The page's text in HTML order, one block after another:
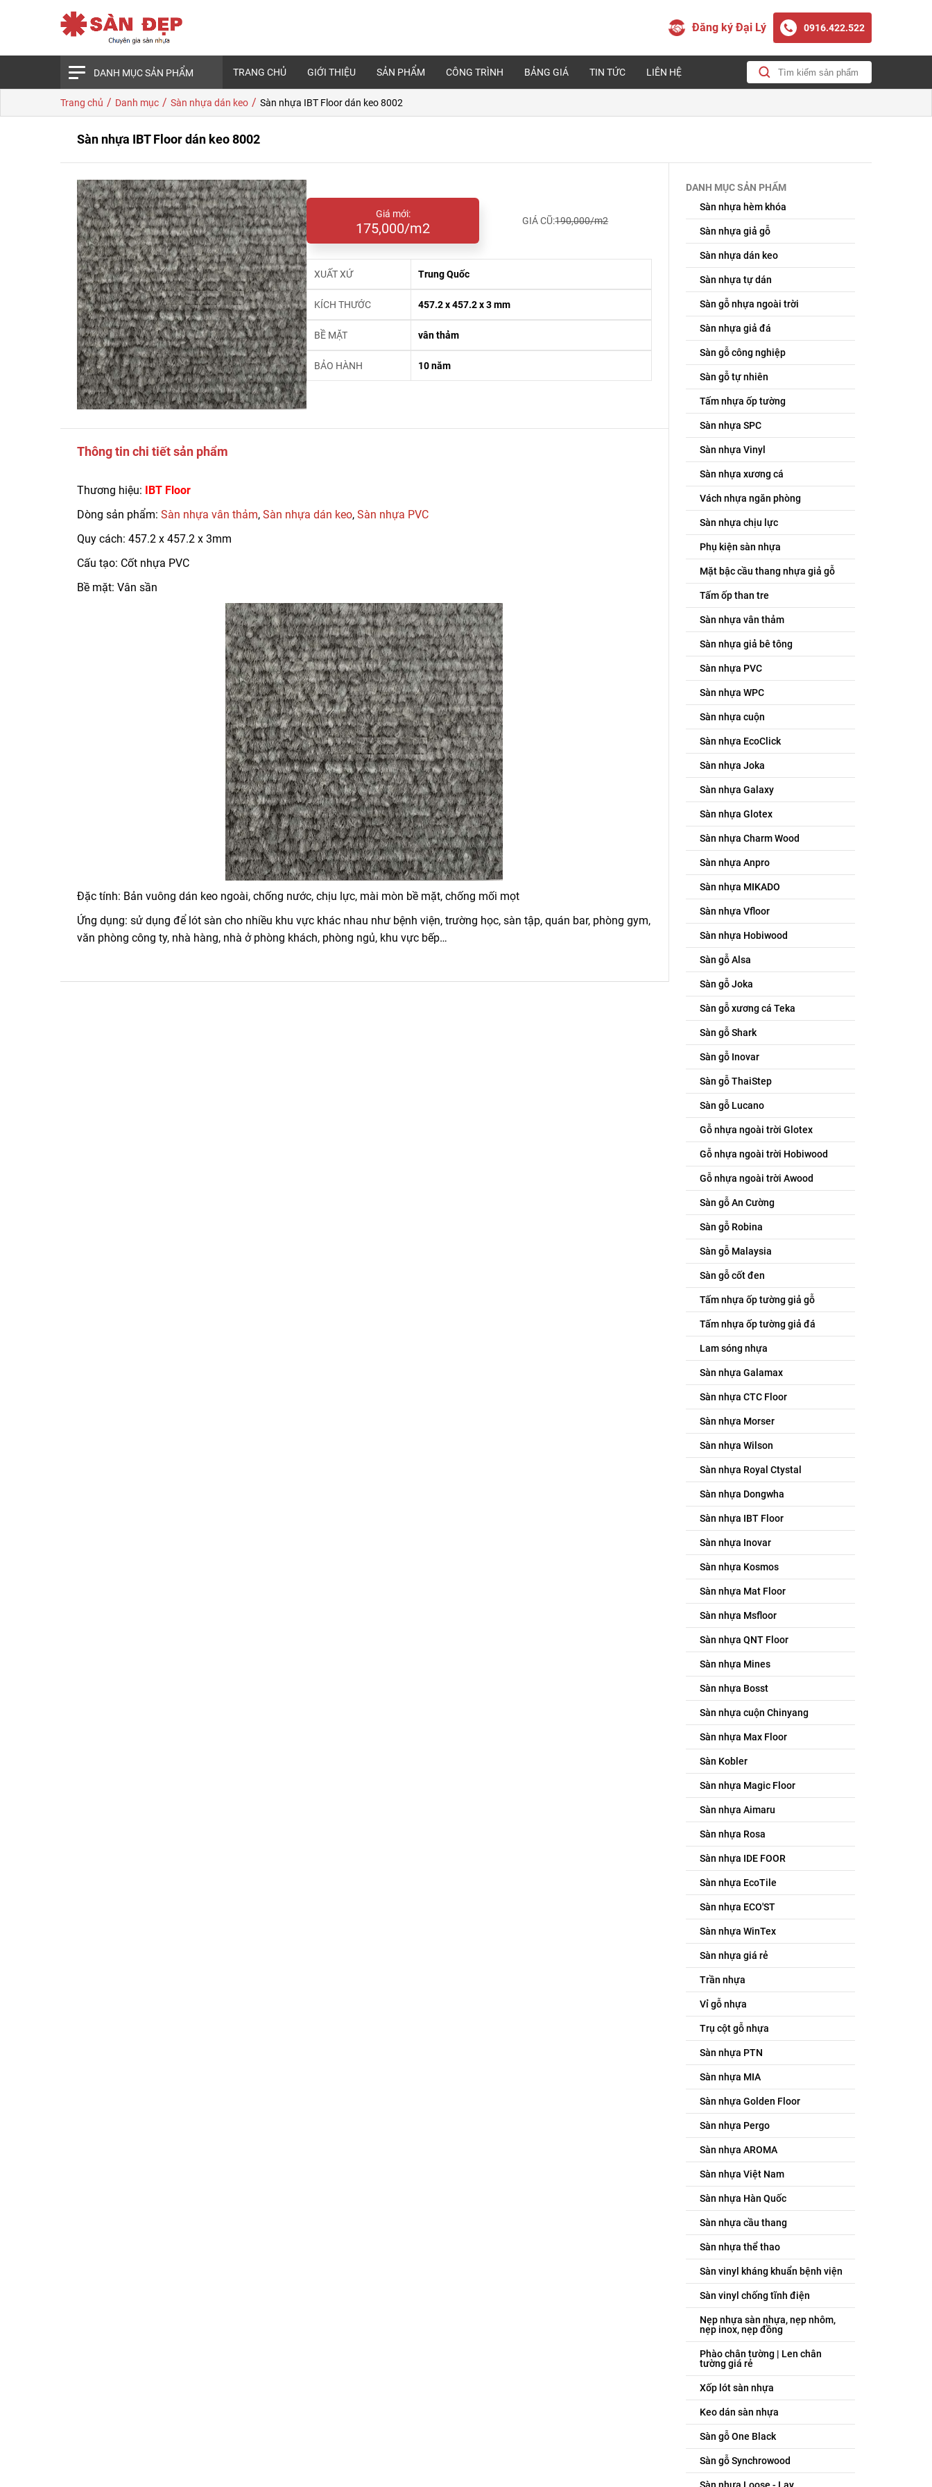
Đăng ký Đại Lý 0916.422.522
DANH MỤC SẢN PHẨM TRANG CHỦ GIỚI THIỆU SẢN PHẨM CÔNG TRÌNH BẢNG GIÁ TIN TỨC LIÊN HỆ
Trang chủ / Danh mục / Sàn nhựa dán keo / Sàn nhựa IBT Floor dán keo 8002
Sàn nhựa IBT Floor dán keo 8002
Giá mới:
175,000/m2 GIÁ CŨ:190,000/m2
XUẤT XỨ Trung Quốc
KÍCH THƯỚC 457.2 x 457.2 x 3 mm
BỀ MẶT vân thảm
BẢO HÀNH 10 năm
Thông tin chi tiết sản phẩm
Thương hiệu:
IBT Floor
Dòng sản phẩm: Sàn nhựa vân thảm, Sàn nhựa dán keo, Sàn nhựa PVC
Quy cách: 457.2 x 457.2 x 3mm
Cấu tạo: Cốt nhựa PVC
Bề mặt: Vân sần
Đặc tính: Bản vuông dán keo ngoài, chống nước, chịu lực, mài mòn bề mặt, chống mối mọt
Ứng dụng: sử dụng để lót sàn cho nhiều khu vực khác nhau như bệnh viện, trường học, sàn tập, quán bar, phòng gym,
văn phòng công ty, nhà hàng, nhà ở phòng khách, phòng ngủ, khu vực bếp…
DANH MỤC SẢN PHẨM
Sàn nhựa hèm khóa
Sàn nhựa giả gỗ
Sàn nhựa dán keo
Sàn nhựa tự dán
Sàn gỗ nhựa ngoài trời
Sàn nhựa giả đá
Sàn gỗ công nghiệp
Sàn gỗ tự nhiên
Tấm nhựa ốp tường
Sàn nhựa SPC
Sàn nhựa Vinyl
Sàn nhựa xương cá
Vách nhựa ngăn phòng
Sàn nhựa chịu lực
Phụ kiện sàn nhựa
Mặt bậc cầu thang nhựa giả gỗ
Tấm ốp than tre
Sàn nhựa vân thảm
Sàn nhựa giả bê tông
Sàn nhựa PVC
Sàn nhựa WPC
Sàn nhựa cuộn
Sàn nhựa EcoClick
Sàn nhựa Joka
Sàn nhựa Galaxy
Sàn nhựa Glotex
Sàn nhựa Charm Wood
Sàn nhựa Anpro
Sàn nhựa MIKADO
Sàn nhựa Vfloor
Sàn nhựa Hobiwood
Sàn gỗ Alsa
Sàn gỗ Joka
Sàn gỗ xương cá Teka
Sàn gỗ Shark
Sàn gỗ Inovar
Sàn gỗ ThaiStep
Sàn gỗ Lucano
Gỗ nhựa ngoài trời Glotex
Gỗ nhựa ngoài trời Hobiwood
Gỗ nhựa ngoài trời Awood
Sàn gỗ An Cường
Sàn gỗ Robina
Sàn gỗ Malaysia
Sàn gỗ cốt đen
Tấm nhựa ốp tường giả gỗ
Tấm nhựa ốp tường giả đá
Lam sóng nhựa
Sàn nhựa Galamax
Sàn nhựa CTC Floor
Sàn nhựa Morser
Sàn nhựa Wilson
Sàn nhựa Royal Ctystal
Sàn nhựa Dongwha
Sàn nhựa IBT Floor
Sàn nhựa Inovar
Sàn nhựa Kosmos
Sàn nhựa Mat Floor
Sàn nhựa Msfloor
Sàn nhựa QNT Floor
Sàn nhựa Mines
Sàn nhựa Bosst
Sàn nhựa cuộn Chinyang
Sàn nhựa Max Floor
Sàn Kobler
Sàn nhựa Magic Floor
Sàn nhựa Aimaru
Sàn nhựa Rosa
Sàn nhựa IDE FOOR
Sàn nhựa EcoTile
Sàn nhựa ECO'ST
Sàn nhựa WinTex
Sàn nhựa giá rẻ
Trần nhựa
Vỉ gỗ nhựa
Trụ cột gỗ nhựa
Sàn nhựa PTN
Sàn nhựa MIA
Sàn nhựa Golden Floor
Sàn nhựa Pergo
Sàn nhựa AROMA
Sàn nhựa Việt Nam
Sàn nhựa Hàn Quốc
Sàn nhựa cầu thang
Sàn nhựa thể thao
Sàn vinyl kháng khuẩn bệnh viện
Sàn vinyl chống tĩnh điện
Nẹp nhựa sàn nhựa, nẹp nhôm,
nẹp inox, nẹp đồng
Phào chân tường | Len chân
tường giá rẻ
Xốp lót sàn nhựa
Keo dán sàn nhựa
Sàn gỗ One Black
Sàn gỗ Synchrowood